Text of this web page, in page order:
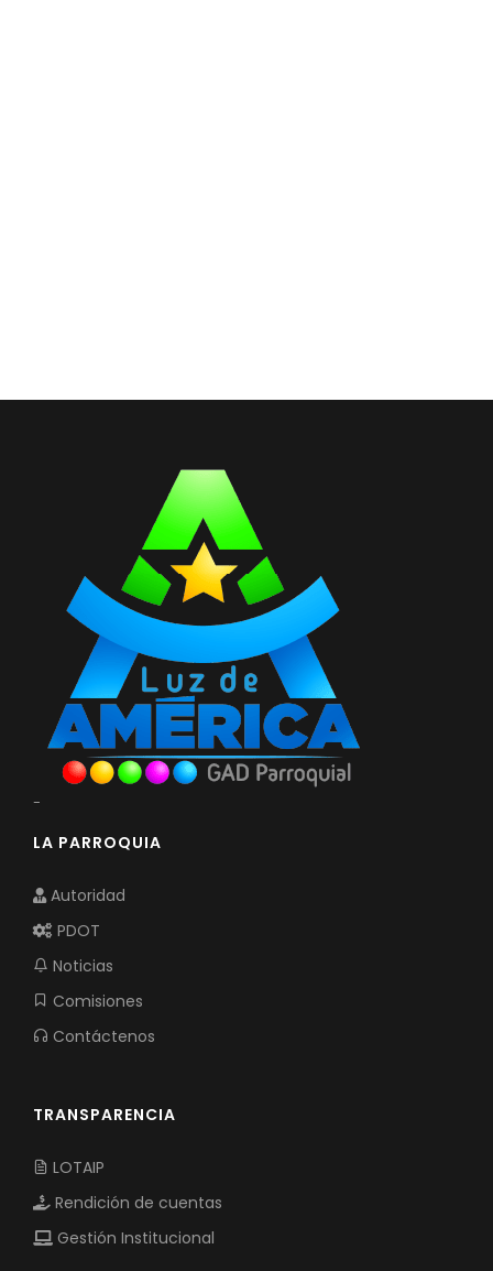
-
LA PARROQUIA
Autoridad
PDOT
Noticias
Comisiones
Contáctenos
TRANSPARENCIA
LOTAIP
Rendición de cuentas
Gestión Institucional